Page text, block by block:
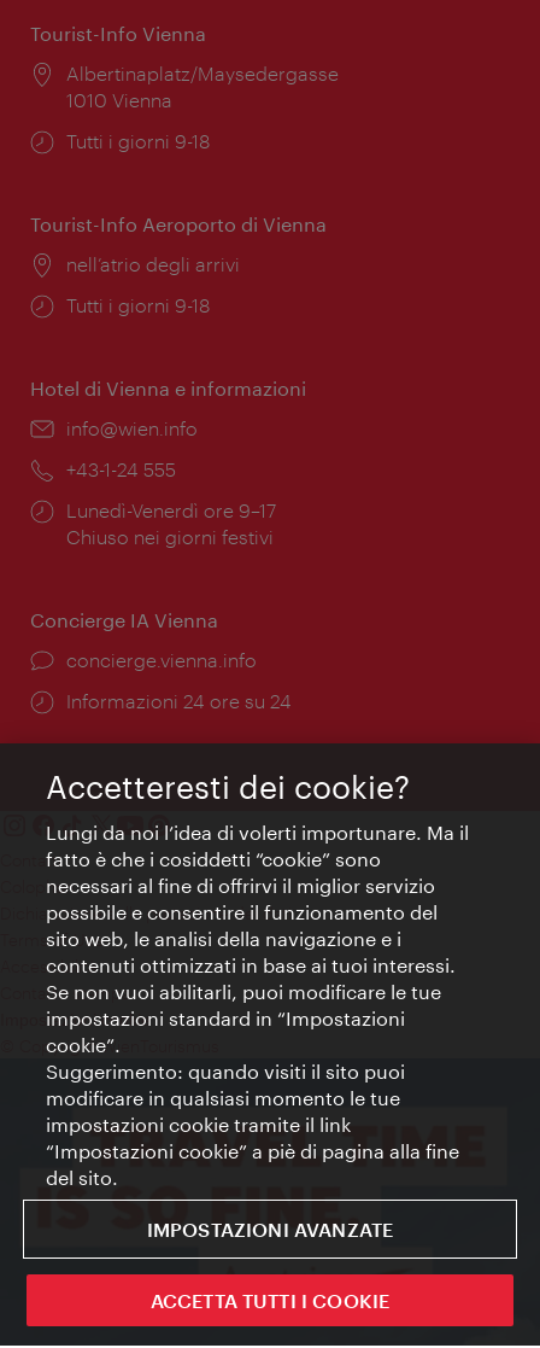
Tourist-Info Vienna
Posizione:
Albertinaplatz/Maysedergasse
1010 Vienna
Orari
Tutti i giorni 9-18
Tourist-Info Aeroporto di Vienna
Posizione:
nell’atrio degli arrivi
Orari
Tutti i giorni 9-18
Hotel di Vienna e informazioni
Email:
info@wien.info
Telefono:
+43-1-24 555
Orari
di
Lunedì-Venerdì ore 9–17
Chiuso nei giorni festivi
Concierge IA Vienna
Ort:
concierge.vienna.info
Öffnungszeiten:
Informazioni 24 ore su 24
Contatti
Colophon
Dichiarazione sulla protezione dei dati
Terms of Use
Accessibilità
Contatto stampa
Impostazioni cookie
© Copyright WienTourismus
Accetteresti dei cookie?
Lungi da noi l’idea di volerti importunare. Ma il
fatto è che i cosiddetti “cookie” sono
necessari al fine di offrirvi il miglior servizio
possibile e consentire il funzionamento del
sito web, le analisi della navigazione e i
contenuti ottimizzati in base ai tuoi interessi.
Se non vuoi abilitarli, puoi modificare le tue
impostazioni standard in “Impostazioni
cookie”.
Suggerimento: quando visiti il sito puoi
modificare in qualsiasi momento le tue
impostazioni cookie tramite il link
“Impostazioni cookie” a piè di pagina alla fine
del sito.
IMPOSTAZIONI AVANZATE
ACCETTA TUTTI I COOKIE